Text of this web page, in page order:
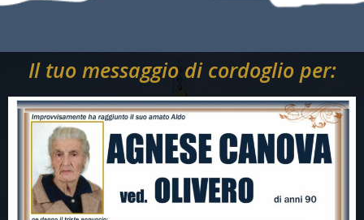
Il tuo messaggio di cordoglio per: